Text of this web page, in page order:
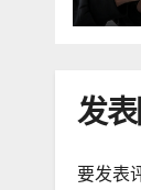
发
要发表